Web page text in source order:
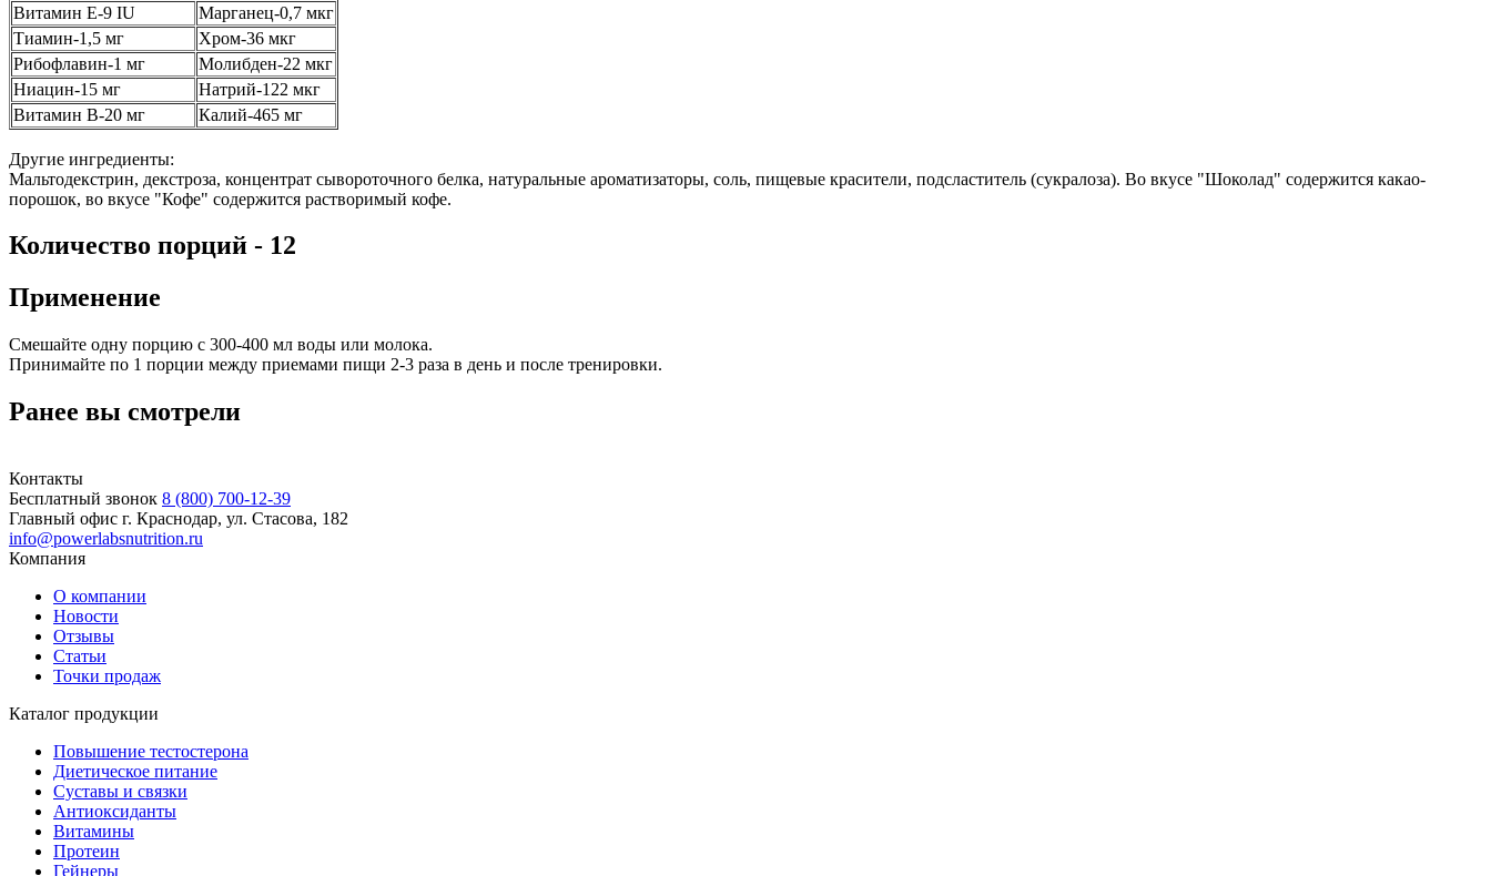
Витамин E-9 IU
Марганец-0,7 мкг
Тиамин-1,5 мг
Хром-36 мкг
Рибофлавин-1 мг
Молибден-22 мкг
Ниацин-15 мг
Натрий-122 мкг
Витамин B-20 мг
Калий-465 мг
Другие ингредиенты:
Мальтодекстрин, декстроза, концентрат сывороточного белка, натуральные ароматизаторы, соль, пищевые красители, подсластитель (сукралоза). Во вкусе "Шоколад" содержится какао-
порошок, во вкусе "Кофе" содержится растворимый кофе.
Количество порций - 12
Применение
Смешайте одну порцию с 300-400 мл воды или молока.
Принимайте по 1 порции между приемами пищи 2-3 раза в день и после тренировки.
Ранее вы смотрели
Контакты
Бесплатный звонок 8 (800) 700-12-39
Главный офис г. Краснодар, ул. Стасова, 182
info@powerlabsnutrition.ru
Компания
О компании
Новости
Отзывы
Статьи
Точки продаж
Каталог продукции
Повышение тестостерона
Диетическое питание
Суставы и связки
Антиоксиданты
Витамины
Протеин
Гейнеры